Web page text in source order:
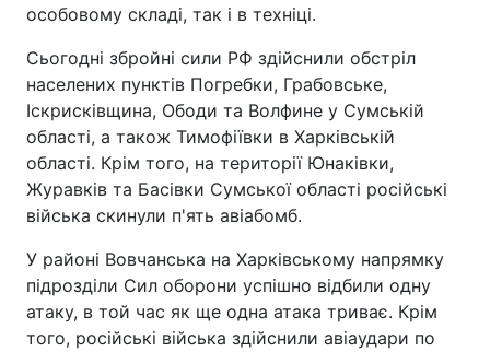
особовому складі, так і в техніці.
Сьогодні збройні сили РФ здійснили обстріл
населених пунктів Погребки, Грабовське,
Іскрисківщина, Ободи та Волфине у Сумській
області, а також Тимофіївки в Харківській
області. Крім того, на території Юнаківки,
Журавків та Басівки Сумської області російські
війська скинули п'ять авіабомб.
У районі Вовчанська на Харківському напрямку
підрозділи Сил оборони успішно відбили одну
атаку, в той час як ще одна атака триває. Крім
того, російські війська здійснили авіаудари по